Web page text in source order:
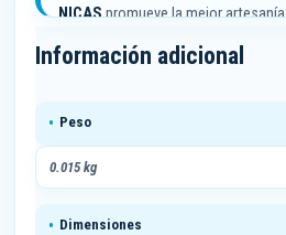
NICASpromueve la mejor
Losartesanos yartesanasreciben
desarrollo de las artesanías
nicaragüenses.
Información adicional
Peso
0.015 kg
Dimensiones